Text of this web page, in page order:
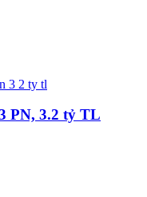
PN, 3.2 tỷ TL